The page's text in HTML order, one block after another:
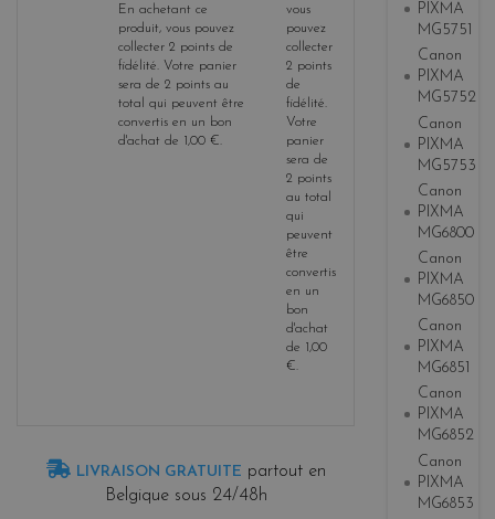
En achetant ce
produit, vous pouvez
collecter 2 points de
fidélité. Votre panier
sera de 2 points au
total qui peuvent être
convertis en un bon
d'achat de 1,00 €.
vous
pouvez
collecter
2 points
de
fidélité.
Votre
panier
sera de
2 points
au total
qui
peuvent
être
convertis
en un
bon
d'achat
de 1,00
€.
LIVRAISON GRATUITE partout en
Belgique sous 24/48h
PIXMA
MG5751
Canon
PIXMA
MG5752
Canon
PIXMA
MG5753
Canon
PIXMA
MG6800
Canon
PIXMA
MG6850
Canon
PIXMA
MG6851
Canon
PIXMA
MG6852
Canon
PIXMA
MG6853